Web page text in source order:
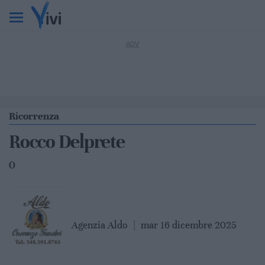
Ricorrenza
Rocco Delprete
0
Agenzia Aldo mar 16 dicembre 2025